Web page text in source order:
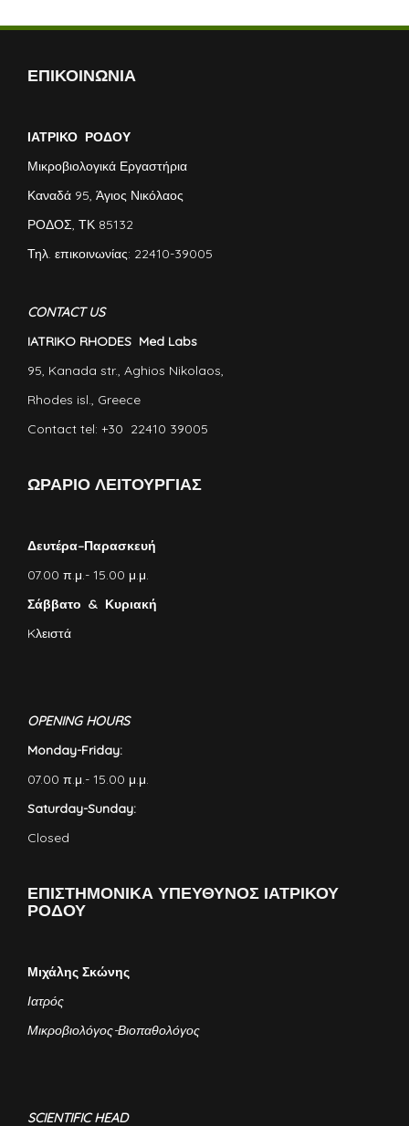
ΕΠΙΚΟΙΝΩΝΙΑ
ΙΑΤΡΙΚΟ ΡΟΔΟΥ
Μικροβιολογικά Εργαστήρια
Καναδά 95, Άγιος Νικόλαος
ΡΟΔΟΣ, ΤΚ 85132
Τηλ. επικοινωνίας: 22410-39005
CONTACT US
IATRIKO RHODES Med Labs
95, Kanada str., Aghios Nikolaos,
Rhodes isl., Greece
Contact tel: +30 22410 39005
ΩΡΑΡΙΟ ΛΕΙΤΟΥΡΓΙΑΣ
Δευτέρα–Παρασκευή
07.00 π.μ.- 15.00 μ.μ.
Σάββατο & Κυριακή
Kλειστά
OPENING HOURS
Monday-Friday:
07.00 π.μ.- 15.00 μ.μ.
Saturday-Sunday:
Closed
ΕΠΙΣΤΗΜΟΝΙΚΑ ΥΠΕΥΘΥΝΟΣ ΙΑΤΡΙΚΟΥ
ΡΟΔΟΥ
Μιχάλης Σκώνης
Ιατρός
Μικροβιολόγος-Βιοπαθολόγος
SCIENTIFIC HEAD